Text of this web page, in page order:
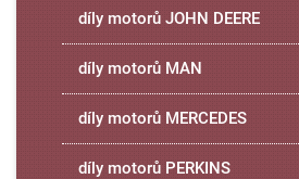
díly motorů JOHN DEERE
díly motorů MAN
díly motorů MERCEDES
díly motorů PERKINS